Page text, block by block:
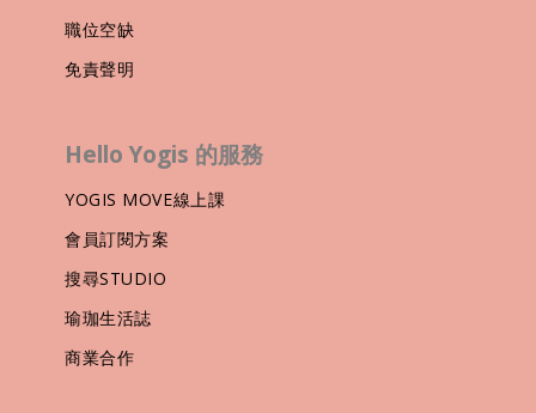
職位空缺
免責聲明
Hello Yogis 的服務
YOGIS MOVE線上課
會員訂閱方案
搜尋STUDIO
瑜珈生活誌
商業合作